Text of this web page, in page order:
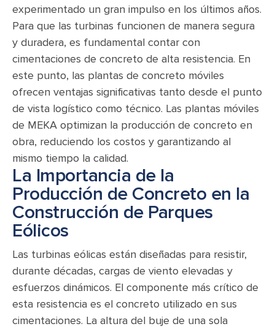
experimentado un gran impulso en los últimos años.
Para que las turbinas funcionen de manera segura
y duradera, es fundamental contar con
cimentaciones de concreto de alta resistencia. En
este punto, las plantas de concreto móviles
ofrecen ventajas significativas tanto desde el punto
de vista logístico como técnico. Las plantas móviles
de MEKA optimizan la producción de concreto en
obra, reduciendo los costos y garantizando al
mismo tiempo la calidad.
La Importancia de la
Producción de Concreto en la
Construcción de Parques
Eólicos
Las turbinas eólicas están diseñadas para resistir,
durante décadas, cargas de viento elevadas y
esfuerzos dinámicos. El componente más crítico de
esta resistencia es el concreto utilizado en sus
cimentaciones. La altura del buje de una sola